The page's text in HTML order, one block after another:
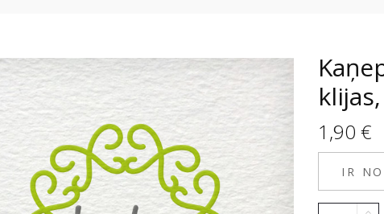
1,90 €
IR